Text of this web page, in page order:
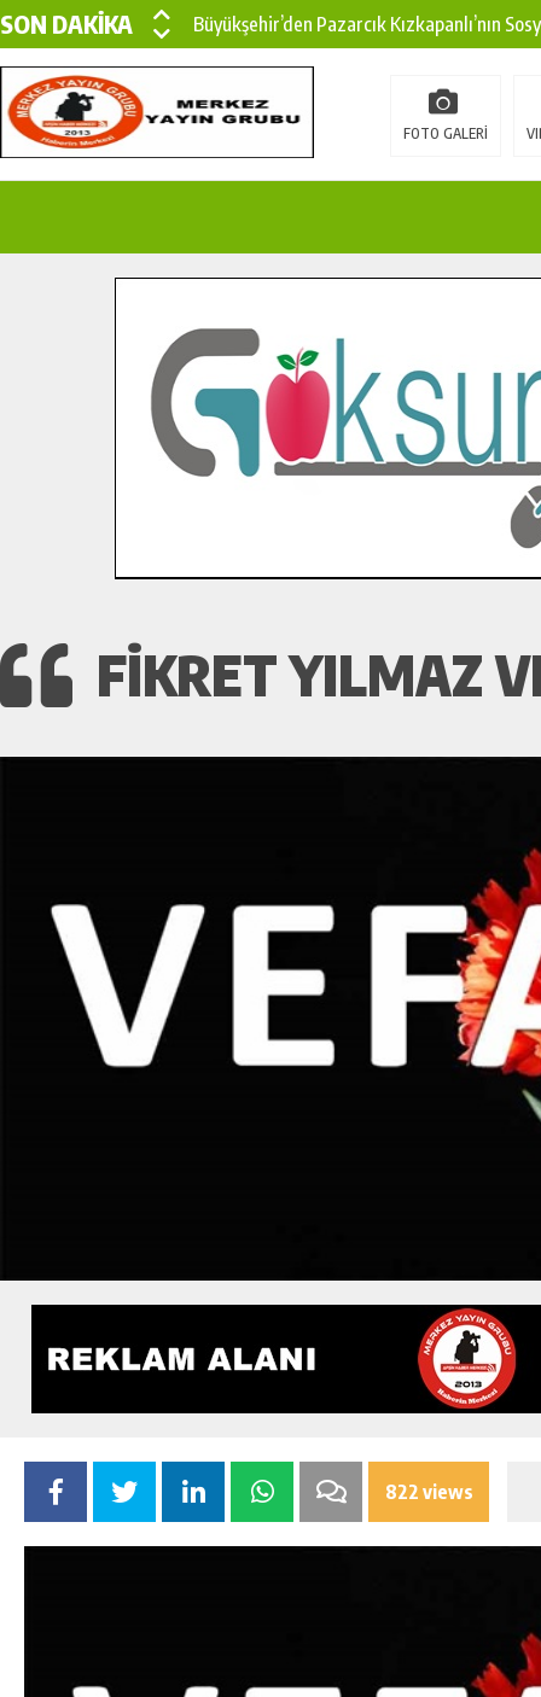
SON DAKİKA
Büyükşehir’den Pazarcık Kızkapanlı’nın
Büyükşehir’den Pazarcık Kırsalına Modern
Çin’den KSÜ’ye Uluslararası Başarı:
İlçe Jandarma Komutanı Karakaya’dan
Bertiz’in Yeni Köprüsünde Sona Doğru.
FOTO GALERİ
FIKRET YILMAZ
822 views